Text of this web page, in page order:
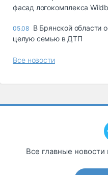
фасад логокомплекса
05.08 В Брянской области
целую семью в ДТП
Все новости
Все главные